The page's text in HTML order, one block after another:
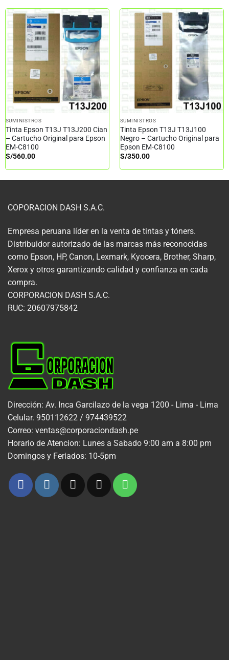
SUMINISTROS
Tinta Epson T13J T13J200 Cian
– Cartucho Original para Epson
EM-C8100
S/560.00
SUMINISTROS
Tinta Epson T13J T13J100
Negro – Cartucho Original para
Epson EM-C8100
S/350.00
COPORACION DASH S.A.C.
Empresa peruana líder en la venta de tintas y tóners.
Distribuidor autorizado de las marcas más reconocidas
como Epson, HP, Canon, Lexmark, Kyocera, Brother, Sharp,
Xerox y otros garantizando calidad y confianza en cada
compra.
CORPORACION DASH S.A.C.
RUC: 20607975842
Dirección: Av. Inca Garcilazo de la vega 1200 - Lima - Lima
Celular. 950112622 / 974439522
Correo: ventas@corporaciondash.pe
Horario de Atencion: Lunes a Sabado 9:00 am a 8:00 pm
Domingos y Feriados: 10-5pm